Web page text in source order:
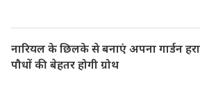
नारियल के छिलके से बनाएं अपना गार्डन
पौधों की बेहतर होगी ग्रोथ